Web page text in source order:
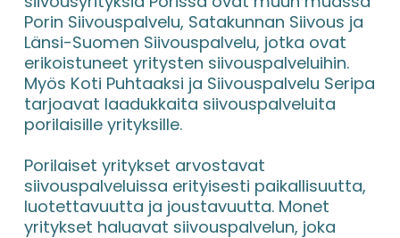
Porin Siivouspalvelu, Satakunnan Siivous ja
Länsi-Suomen Siivouspalvelu, jotka ovat
erikoistuneet yritysten siivouspalveluihin.
Myös Koti Puhtaaksi ja Siivouspalvelu Seripa
tarjoavat laadukkaita siivouspalveluita
porilaisille yrityksille.
Porilaiset yritykset arvostavat
siivouspalveluissa erityisesti paikallisuutta,
luotettavuutta ja joustavuutta. Monet
yritykset haluavat siivouspalvelun, joka